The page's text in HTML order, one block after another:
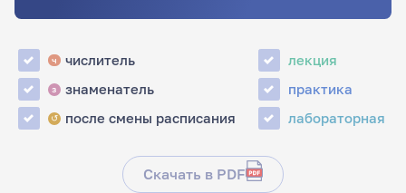
ч числитель
з знаменатель
↺ после смены расписания
лекция
практика
лабораторная
Скачать в PDF